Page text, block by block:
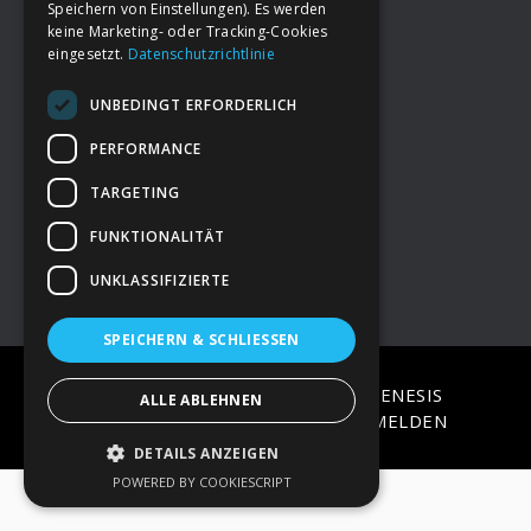
FooterDeine Spende
→ Impressum
→Kontakt zum PAO Team
COPYRIGHT © 2026 · ON
GENESIS
FRAMEWORK·WORDPRESS·ANMELDEN
Speichern von Einstellungen). Es werden
keine Marketing- oder Tracking-Cookies
eingesetzt. Datenschutzrichtlinie
UNBEDINGT ERFORDERLICH
PERFORMANCE
TARGETING
FUNKTIONALITÄT
UNKLASSIFIZIERTE
SPEICHERN & SCHLIESSEN
ALLE ABLEHNEN
DETAILS ANZEIGEN
POWERED BY COOKIESCRIPT